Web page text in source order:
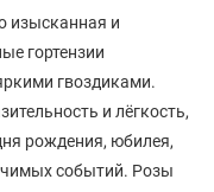
изысканная и
гортензии
гвоздиками.
и лёгкость,
рождения, юбилея,
событий. Розы